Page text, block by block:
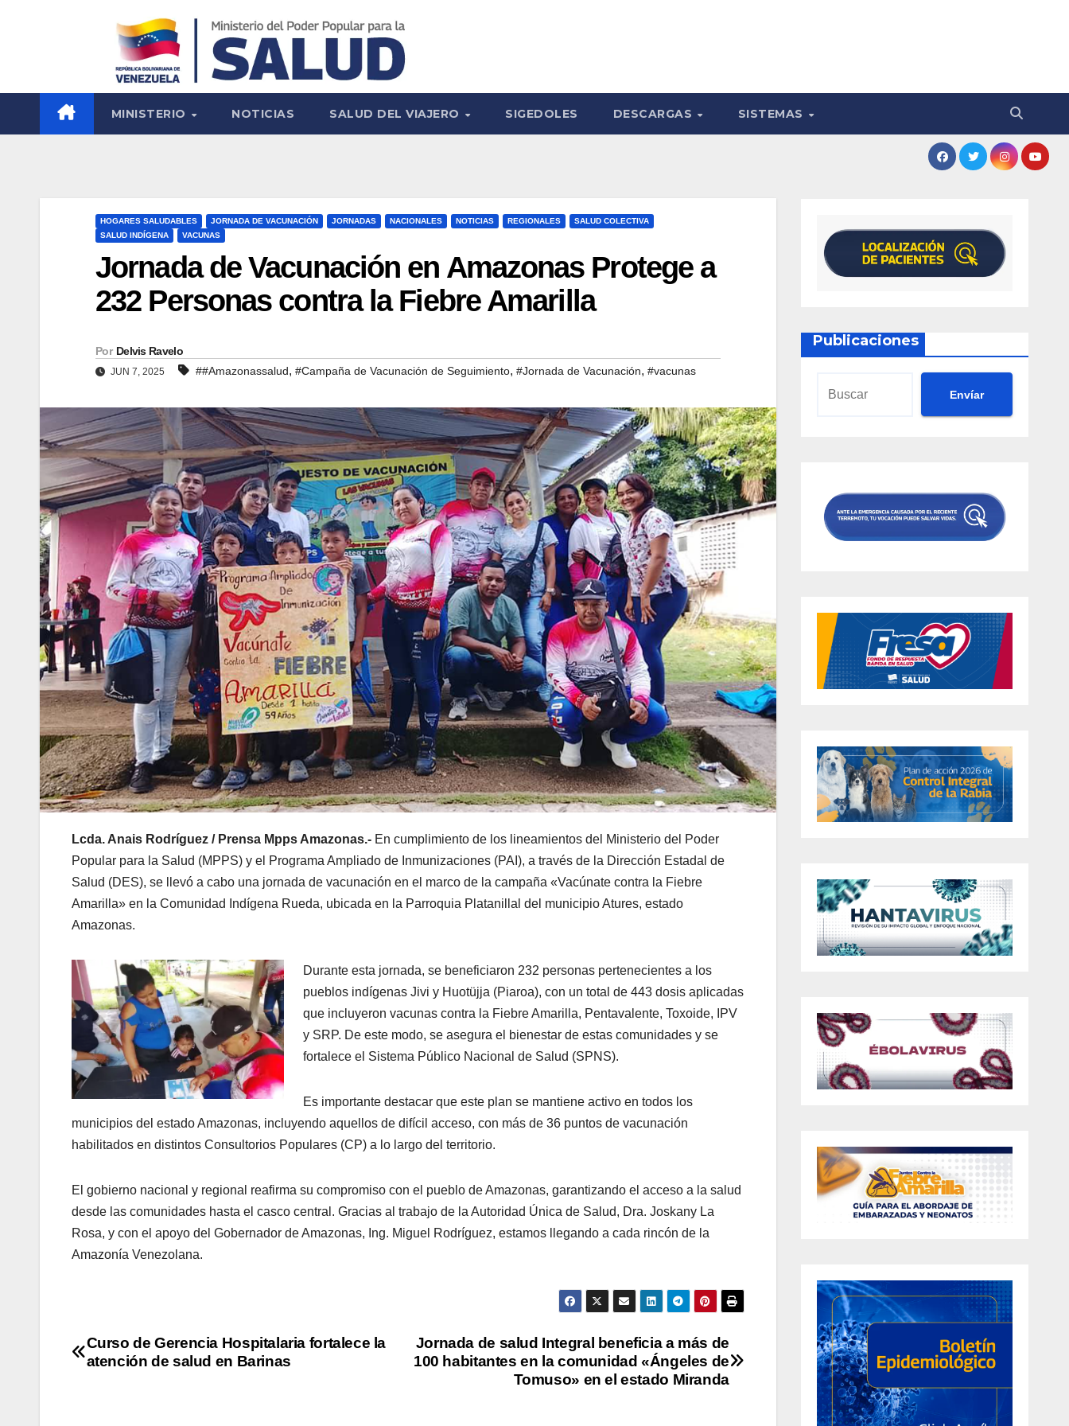
MINISTERIO NOTICIAS SALUD DEL VIAJERO SIGEDOLES DESCARGAS SISTEMAS
HOGARES SALUDABLES JORNADA DE VACUNACIÓN JORNADAS NACIONALES NOTICIAS REGIONALES
SALUD COLECTIVA
SALUD INDÍGENA
VACUNAS
Jornada de Vacunación en Amazonas Protege a
232 Personas contra la Fiebre Amarilla
Por Delvis Ravelo
JUN 7, 2025 ##Amazonassalud, #Campaña de Vacunación de Seguimiento, #Jornada de Vacunación, #vacunas
Lcda. Anais Rodríguez / Prensa Mpps Amazonas.- En cumplimiento de los lineamientos del Ministerio del Poder
Popular para la Salud (MPPS) y el Programa Ampliado de Inmunizaciones (PAI), a través de la Dirección Estadal de
Salud (DES), se llevó a cabo una jornada de vacunación en el marco de la campaña «Vacúnate contra la Fiebre
Amarilla» en la Comunidad Indígena Rueda, ubicada en la Parroquia Platanillal del municipio Atures, estado
Amazonas.
Durante esta jornada, se beneficiaron 232 personas pertenecientes a los
pueblos indígenas Jivi y Huotüjja (Piaroa), con un total de 443 dosis aplicadas
que incluyeron vacunas contra la Fiebre Amarilla, Pentavalente, Toxoide, IPV
y SRP. De este modo, se asegura el bienestar de estas comunidades y se
fortalece el Sistema Público Nacional de Salud (SPNS).
Es importante destacar que este plan se mantiene activo en todos los
municipios del estado Amazonas, incluyendo aquellos de difícil acceso, con más de 36 puntos de vacunación
habilitados en distintos Consultorios Populares (CP) a lo largo del territorio.
El gobierno nacional y regional reafirma su compromiso con el pueblo de Amazonas, garantizando el acceso a la salud
desde las comunidades hasta el casco central. Gracias al trabajo de la Autoridad Única de Salud, Dra. Joskany La
Rosa, y con el apoyo del Gobernador de Amazonas, Ing. Miguel Rodríguez, estamos llegando a cada rincón de la
Amazonía Venezolana.
Jornada de salud Integral beneficia a más de
100 habitantes en la comunidad «Ángeles de
Tomuso» en el estado Miranda
Curso de Gerencia Hospitalaria fortalece la
atención de salud en Barinas
Publicaciones
Envíar